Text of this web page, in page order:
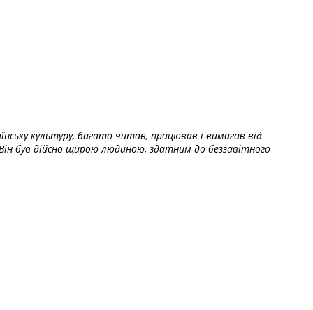
культуру, багато читав, працював і вимагав від
був дійсно щирою людиною, здатним до беззавітного